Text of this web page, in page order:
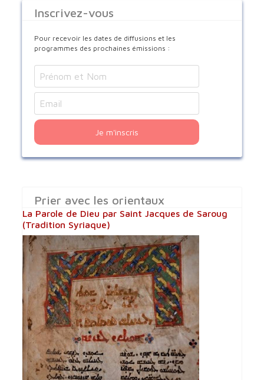
Inscrivez-vous
Pour recevoir les dates de diffusions et les
programmes des prochaines émissions :
Je m'inscris
Prier avec les orientaux
La Parole de Dieu par Saint Jacques de Saroug
(Tradition Syriaque)